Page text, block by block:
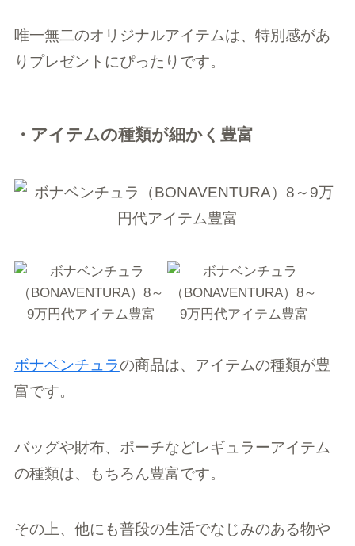
唯一無二のオリジナルアイテムは、特別感があ
りプレゼントにぴったりです。
・アイテムの種類が細かく豊富
ボナベンチュラの商品は、アイテムの種類が豊
富です。
バッグや財布、ポーチなどレギュラーアイテム
の種類は、もちろん豊富です。
その上、他にも普段の生活でなじみのある物や